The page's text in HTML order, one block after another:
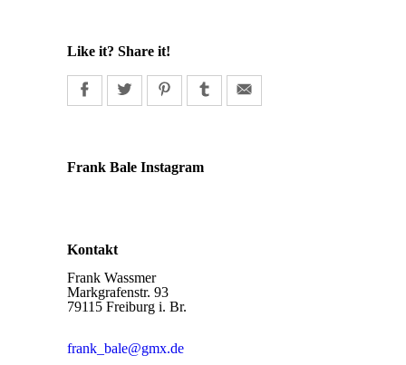
Like it? Share it!
Frank Bale Instagram
Kontakt
Frank Wassmer
Markgrafenstr. 93
79115 Freiburg i. Br.
frank_bale@gmx.de